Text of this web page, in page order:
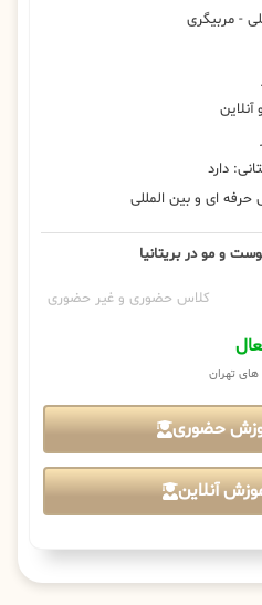
- مربیگری
دارد
حرفه ای و بین المللی
و مو در بریتانیا
کلاس حضوری و غیر حضوری
تهران
حضوری
آنلاین